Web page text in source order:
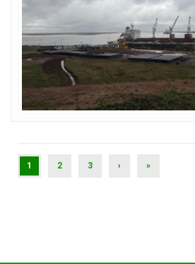
1 (CURRENT)
2 3 › »